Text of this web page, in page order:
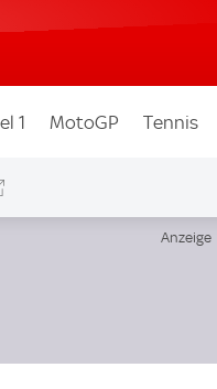
1 MotoGP Tennis